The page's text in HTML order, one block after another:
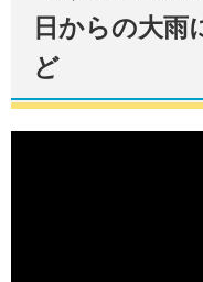
日からの大雨
ど